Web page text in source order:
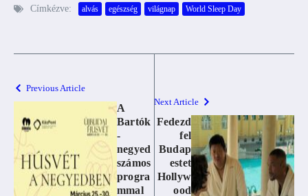
Címkézve: alvás egészség világnap World Sleep Day
Previous Article
A
Bartók
-
negyed
számos
progra
mmal
Next Article
Fedezd
fel
Budap
estet
Hollyw
ood